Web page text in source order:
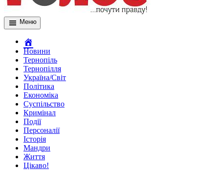
Меню
Новини
Тернопіль
Тернопілля
Україна/Світ
Політика
Економіка
Суспільство
Кримінал
Події
Персоналії
Історія
Мандри
Життя
Цікаво!